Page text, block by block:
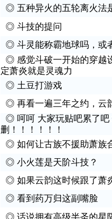
◎ 五种异火的五轮离火法
◎ 斗技的提问
◎ 斗灵能称霸地球吗，或
◎ 感觉斗破一开始的穿越
定萧炎就是灵魂力
◎ 土豆打游戏
◎ 再看一遍三年之约，云
◎ 呵呵 大家玩贴吧累了
删！！！！！！
◎ 如何让古族不援助萧族
◎ 小火莲是天阶斗技？
◎ 如果云韵这时候跟了萧
◎ 看到药万归这副嘴脸
◎ 话说拥有高级半圣的星